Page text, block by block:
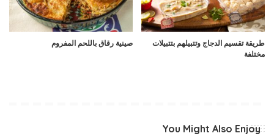
طريقة تقسيم الدجاج وتتبيلهم بتتبيلات
مختلفة
صينية رقاق باللحم المفروم
You Might Also Enjoy